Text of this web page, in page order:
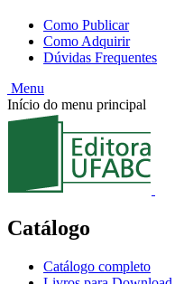
Como Publicar
Como Adquirir
Dúvidas Frequentes
Menu
Início do menu principal
Catálogo
Catálogo completo